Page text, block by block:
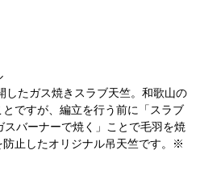
したガス焼きスラブ天竺。和歌山の
ですが、編立を行う前に「スラブ
バーナーで焼く」ことで毛羽を焼
止したオリジナル吊天竺です。※